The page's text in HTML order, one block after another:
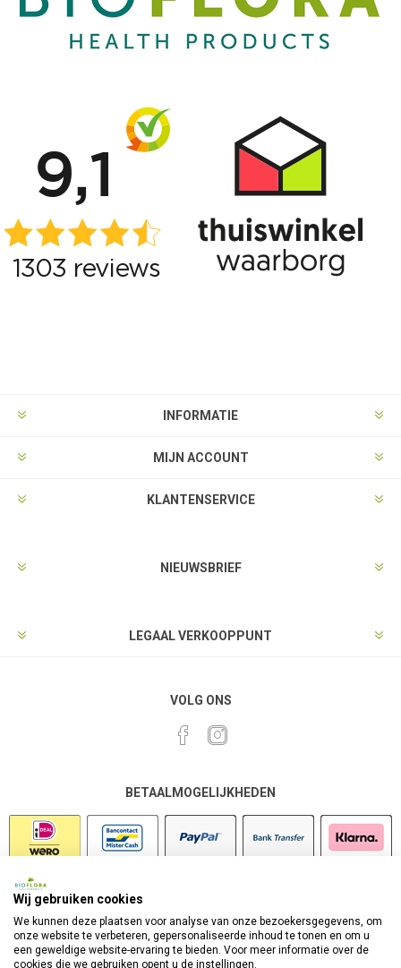
INFORMATIE
MIJN ACCOUNT
KLANTENSERVICE
NIEUWSBRIEF
LEGAAL VERKOOPPUNT
VOLG ONS
BETAALMOGELIJKHEDEN
Wij gebruiken cookies
We kunnen deze plaatsen voor analyse van onze bezoekersgegevens, om
onze website te verbeteren, gepersonaliseerde inhoud te tonen en om u
een geweldige website-ervaring te bieden. Voor meer informatie over de
cookies die we gebruiken opent u de instellingen.